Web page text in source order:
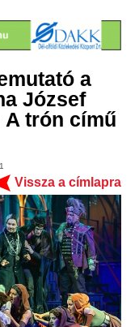
a
József
A trón című
Vissza a címlapra